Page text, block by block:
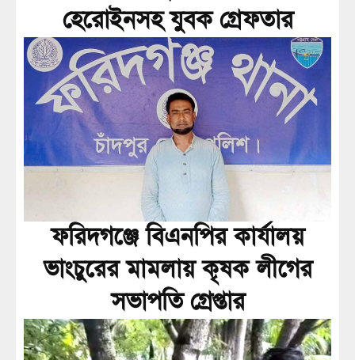
হেরোইনসহ যুবক গ্রেফতার
ফরিদগঞ্জে বিএনপির কার্যালয়
ভাংচুরের মামলায় কৃষক লীগের
সভাপতি গ্রেপ্তার